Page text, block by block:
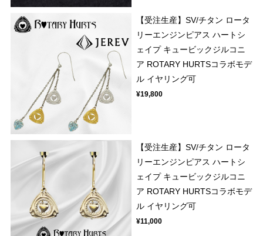
【受注生産】SV/チタン ロータ
リーエンジンピアス ハートシ
ェイプ キュービックジルコニ
ア ROTARY HURTSコラボモデ
ル イヤリング可
¥19,800
【受注生産】SV/チタン ロータ
リーエンジンピアス ハートシ
ェイプ キュービックジルコニ
ア ROTARY HURTSコラボモデ
ル イヤリング可
¥11,000